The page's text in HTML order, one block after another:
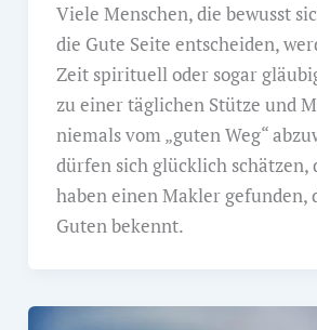
Viele Menschen, die bewusst
die Gute Seite entscheiden,
Zeit spirituell oder sogar
zu einer täglichen Stütze und
niemals vom „guten Weg“
dürfen sich glücklich schätzen,
haben einen Makler gefunden,
Guten bekennt.